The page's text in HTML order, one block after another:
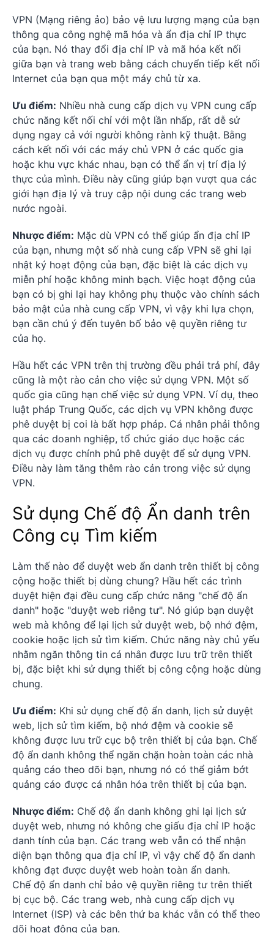
VPN (Mạng riêng ảo) bảo vệ lưu lượng mạng của bạn
thông qua công nghệ mã hóa và ẩn địa chỉ IP thực
của bạn. Nó thay đổi địa chỉ IP và mã hóa kết nối
giữa bạn và trang web bằng cách chuyển tiếp kết nối
Internet của bạn qua một máy chủ từ xa.
Ưu điểm: Nhiều nhà cung cấp dịch vụ VPN cung cấp
chức năng kết nối chỉ với một lần nhấp, rất dễ sử
dụng ngay cả với người không rành kỹ thuật. Bằng
cách kết nối với các máy chủ VPN ở các quốc gia
hoặc khu vực khác nhau, bạn có thể ẩn vị trí địa lý
thực của mình. Điều này cũng giúp bạn vượt qua các
giới hạn địa lý và truy cập nội dung các trang web
nước ngoài.
Nhược điểm: Mặc dù VPN có thể giúp ẩn địa chỉ IP
của bạn, nhưng một số nhà cung cấp VPN sẽ ghi lại
nhật ký hoạt động của bạn, đặc biệt là các dịch vụ
miễn phí hoặc không minh bạch. Việc hoạt động của
bạn có bị ghi lại hay không phụ thuộc vào chính sách
bảo mật của nhà cung cấp VPN, vì vậy khi lựa chọn,
bạn cần chú ý đến tuyên bố bảo vệ quyền riêng tư
của họ.
Hầu hết các VPN trên thị trường đều phải trả phí, đây
cũng là một rào cản cho việc sử dụng VPN. Một số
quốc gia cũng hạn chế việc sử dụng VPN. Ví dụ, theo
luật pháp Trung Quốc, các dịch vụ VPN không được
phê duyệt bị coi là bất hợp pháp. Cá nhân phải thông
qua các doanh nghiệp, tổ chức giáo dục hoặc các
dịch vụ được chính phủ phê duyệt để sử dụng VPN.
Điều này làm tăng thêm rào cản trong việc sử dụng
VPN.
Sử dụng Chế độ Ẩn danh trên
Công cụ Tìm kiếm
Làm thế nào để duyệt web ẩn danh trên thiết bị công
cộng hoặc thiết bị dùng chung? Hầu hết các trình
duyệt hiện đại đều cung cấp chức năng "chế độ ẩn
danh" hoặc "duyệt web riêng tư". Nó giúp bạn duyệt
web mà không để lại lịch sử duyệt web, bộ nhớ đệm,
cookie hoặc lịch sử tìm kiếm. Chức năng này chủ yếu
nhằm ngăn thông tin cá nhân được lưu trữ trên thiết
bị, đặc biệt khi sử dụng thiết bị công cộng hoặc dùng
chung.
Ưu điểm: Khi sử dụng chế độ ẩn danh, lịch sử duyệt
web, lịch sử tìm kiếm, bộ nhớ đệm và cookie sẽ
không được lưu trữ cục bộ trên thiết bị của bạn. Chế
độ ẩn danh không thể ngăn chặn hoàn toàn các nhà
quảng cáo theo dõi bạn, nhưng nó có thể giảm bớt
quảng cáo được cá nhân hóa trên thiết bị của bạn.
Nhược điểm: Chế độ ẩn danh không ghi lại lịch sử
duyệt web, nhưng nó không che giấu địa chỉ IP hoặc
danh tính của bạn. Các trang web vẫn có thể nhận
diện bạn thông qua địa chỉ IP, vì vậy chế độ ẩn danh
không đạt được duyệt web hoàn toàn ẩn danh.
Chế độ ẩn danh chỉ bảo vệ quyền riêng tư trên thiết
bị cục bộ. Các trang web, nhà cung cấp dịch vụ
Internet (ISP) và các bên thứ ba khác vẫn có thể theo
dõi hoạt động của bạn.